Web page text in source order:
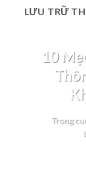
LƯU TRỮ
10
Trong